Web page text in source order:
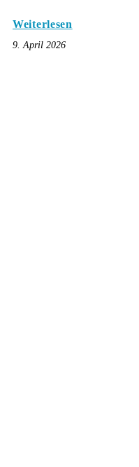
Weiterlesen
9. April 2026